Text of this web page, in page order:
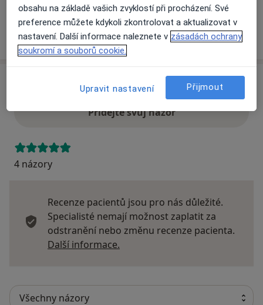
Více
o adrese
Přidejte svůj názor
4 názory
Recenze pacientů jsou pro nás důležité.
Specialisté nemají možnost zaplatit za
odstranění nebo změnu recenze pacienta.
Další informace.
obsahu na základě vašich zvyklostí při procházení. Své
preference můžete kdykoli zkontrolovat a aktualizovat v
nastavení. Další informace naleznete v zásadách ochrany
soukromí a souborů cookie.
Upravit nastavení Přijmout